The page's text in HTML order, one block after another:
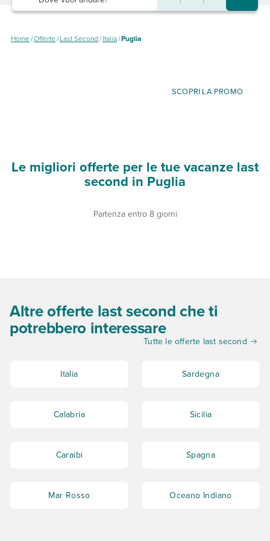
Home/Offerte/Last Second/Italia/Puglia
SCOPRI LA PROMO
Le migliori offerte per le tue vacanze last
second in Puglia
Partenza entro 8 giorni
Altre offerte last second che ti
potrebbero interessare
Tutte le offerte last second
Italia Sardegna
Calabria Sicilia
Caraibi Spagna
Mar Rosso Oceano Indiano